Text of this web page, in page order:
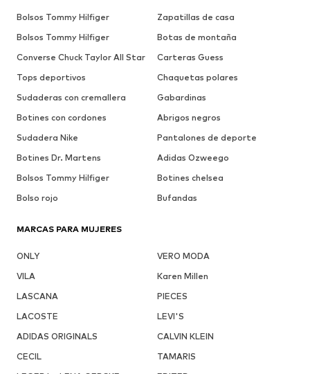
Bolsos Tommy Hilfiger
Zapatillas de casa
Bolsos Tommy Hilfiger
Botas de montaña
Converse Chuck Taylor All Star
Carteras Guess
Tops deportivos
Chaquetas polares
Sudaderas con cremallera
Gabardinas
Botines con cordones
Abrigos negros
Sudadera Nike
Pantalones de deporte
Botines Dr. Martens
Adidas Ozweego
Bolsos Tommy Hilfiger
Botines chelsea
Bolso rojo
Bufandas
MARCAS PARA MUJERES
ONLY
VERO MODA
VILA
Karen Millen
LASCANA
PIECES
LACOSTE
LEVI'S
ADIDAS ORIGINALS
CALVIN KLEIN
CECIL
TAMARIS